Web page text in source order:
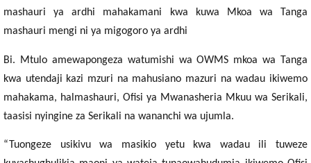
mashauri ya ardhi mahakamani kwa kuwa Mkoa wa Tanga
mashauri mengi ni ya migogoro ya ardhi
Bi. Mtulo amewapongeza watumishi wa OWMS mkoa wa Tanga
kwa utendaji kazi mzuri na mahusiano mazuri na wadau ikiwemo
mahakama, halmashauri, Ofisi ya Mwanasheria Mkuu wa Serikali,
taasisi nyingine za Serikali na wananchi wa ujumla.
“Tuongeze usikivu wa masikio yetu kwa wadau ili tuweze